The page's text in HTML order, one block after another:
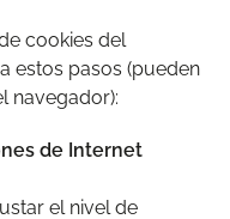
cookies del
estos pasos (pueden
navegador):
de Internet
el nivel de